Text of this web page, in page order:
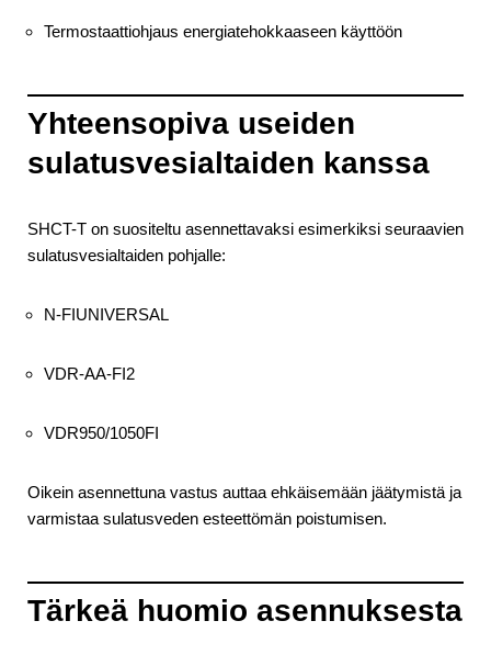
Termostaattiohjaus energiatehokkaaseen käyttöön
Yhteensopiva useiden
sulatusvesialtaiden kanssa
SHCT-T on suositeltu asennettavaksi esimerkiksi seuraavien
sulatusvesialtaiden pohjalle:
N-FIUNIVERSAL
VDR-AA-FI2
VDR950/1050FI
Oikein asennettuna vastus auttaa ehkäisemään jäätymistä ja
varmistaa sulatusveden esteettömän poistumisen.
Tärkeä huomio asennuksesta